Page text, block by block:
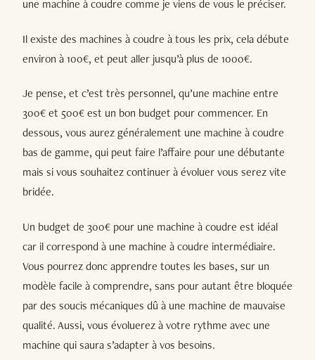
une machine à coudre comme je viens de vous le préciser.
Il existe des machines à coudre à tous les prix, cela débute
environ à 100€, et peut aller jusqu’à plus de 1000€.
Je pense, et c’est très personnel, qu’une machine entre
300€ et 500€ est un bon budget pour commencer. En
dessous, vous aurez généralement une machine à coudre
bas de gamme, qui peut faire l’affaire pour une débutante
mais si vous souhaitez continuer à évoluer vous serez vite
bridée.
Un budget de 300€ pour une machine à coudre est idéal
car il correspond à une machine à coudre intermédiaire.
Vous pourrez donc apprendre toutes les bases, sur un
modèle facile à comprendre, sans pour autant être bloquée
par des soucis mécaniques dû à une machine de mauvaise
qualité. Aussi, vous évoluerez à votre rythme avec une
machine qui saura s’adapter à vos besoins.